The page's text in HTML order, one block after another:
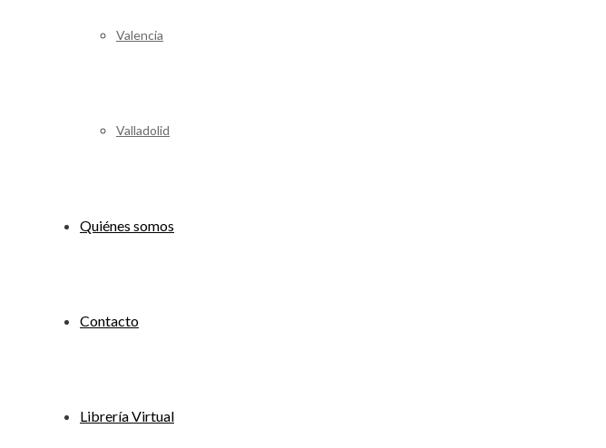
Valencia
Valladolid
Quiénes somos
Contacto
Librería Virtual